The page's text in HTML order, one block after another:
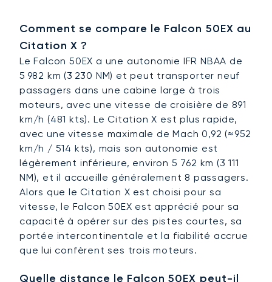
Comment se compare le Falcon 50EX au
Citation X ?
Le Falcon 50EX a une autonomie IFR NBAA de
5 982 km (3 230 NM) et peut transporter neuf
passagers dans une cabine large à trois
moteurs, avec une vitesse de croisière de 891
km/h (481 kts). Le Citation X est plus rapide,
avec une vitesse maximale de Mach 0,92 (≈952
km/h / 514 kts), mais son autonomie est
légèrement inférieure, environ 5 762 km (3 111
NM), et il accueille généralement 8 passagers.
Alors que le Citation X est choisi pour sa
vitesse, le Falcon 50EX est apprécié pour sa
capacité à opérer sur des pistes courtes, sa
portée intercontinentale et la fiabilité accrue
que lui confèrent ses trois moteurs.
Quelle distance le Falcon 50EX peut-il